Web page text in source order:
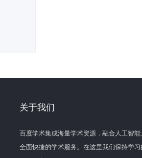
关于我们
百度学术集成海量学术资源，融合人工智
全面快捷的学术服务。在这里我们保持学